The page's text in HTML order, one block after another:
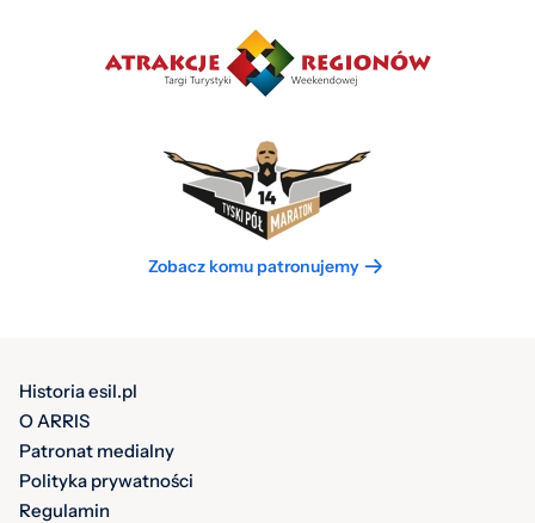
Zobacz komu patronujemy
Historia esil.pl
O ARRIS
Patronat medialny
Polityka prywatności
Regulamin